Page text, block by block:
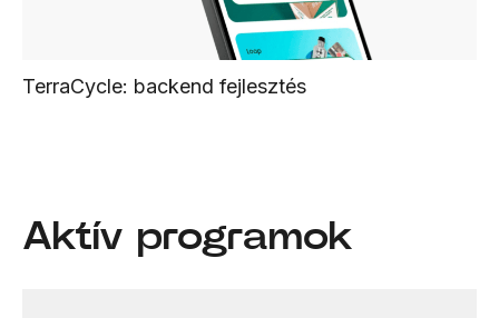
TerraCycle: backend fejlesztés
Aktív programok